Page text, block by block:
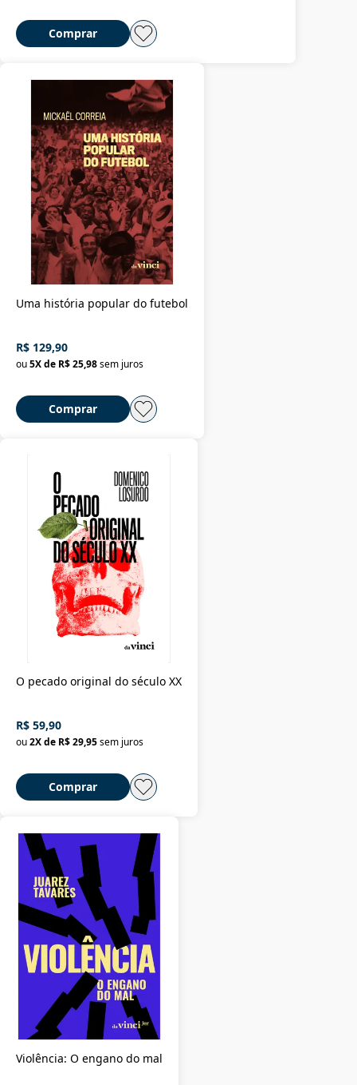
Comprar
Uma história popular do futebol
R$ 129,90
ou5X de R$ 25,98sem juros
Comprar
O pecado original do século XX
R$ 59,90
ou2X de R$ 29,95sem juros
Comprar
Violência: O engano do mal